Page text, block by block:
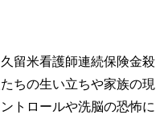
留米看護師連続保険金殺
ちの生い立ちや家族の現
トロールや洗脳の恐怖に